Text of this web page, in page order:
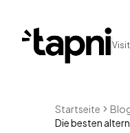
Startseite
Die besten